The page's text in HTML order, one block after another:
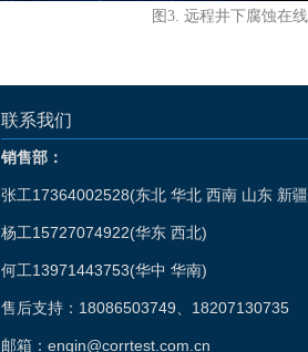
图3. 远程井下腐蚀在
联系我们
销售部：
张工17364002528(东北 华北 西南 山东 新
杨工15727074922(华东 西北)
何工13971443753(华中 华南)
售后支持：18086503749、18207130735
邮箱： engin@corrtest.com.cn